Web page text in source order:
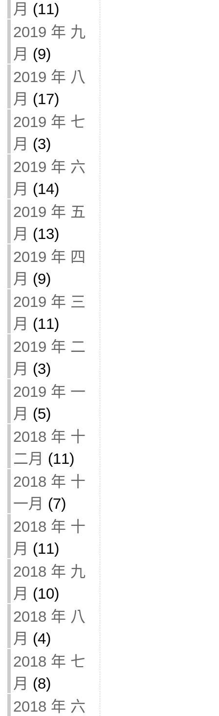
月 (11)
2019 年 九
月 (9)
2019 年 八
月 (17)
2019 年 七
月 (3)
2019 年 六
月 (14)
2019 年 五
月 (13)
2019 年 四
月 (9)
2019 年 三
月 (11)
2019 年 二
月 (3)
2019 年 一
月 (5)
2018 年 十
二月 (11)
2018 年 十
一月 (7)
2018 年 十
月 (11)
2018 年 九
月 (10)
2018 年 八
月 (4)
2018 年 七
月 (8)
2018 年 六